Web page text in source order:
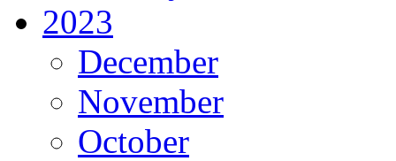
2023
December
November
October